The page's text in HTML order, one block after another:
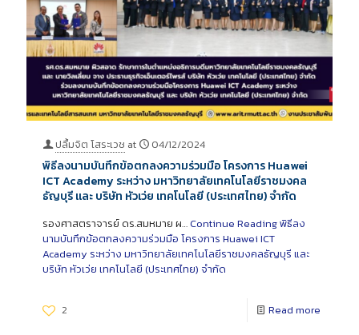
ปลื้มจิต โสระเวช at 04/12/2024
พิธีลงนามบันทึกข้อตกลงความร่วมมือ โครงการ Huawei
ICT Academy ระหว่าง มหาวิทยาลัยเทคโนโลยีราชมงคล
ธัญบุรี และ บริษัท หัวเว่ย เทคโนโลยี (ประเทศไทย) จำกัด
รองศาสตราจารย์ ดร.สมหมาย ผ… Continue Readingพิธีลง
นามบันทึกข้อตกลงความร่วมมือ โครงการ Huawei ICT
Academy ระหว่าง มหาวิทยาลัยเทคโนโลยีราชมงคลธัญบุรี และ
บริษัท หัวเว่ย เทคโนโลยี (ประเทศไทย) จำกัด
2 Read more